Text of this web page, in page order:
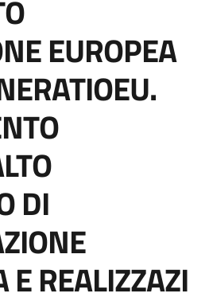
EUROPEA
DI
E REALIZZAZI